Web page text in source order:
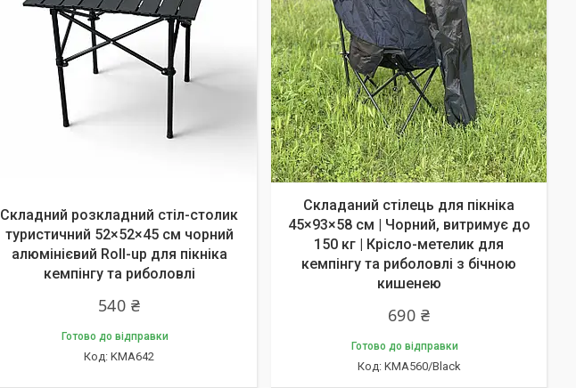
Складний розкладний стіл-столик
туристичний 52×52×45 см чорний
алюмінієвий Roll-up для пікніка
кемпінгу та риболовлі
540 ₴
Готово до відправки
KMA642
Складаний стілець для пікніка
45×93×58 см | Чорний, витримує до
150 кг | Крісло-метелик для
кемпінгу та риболовлі з бічною
кишенею
690 ₴
Готово до відправки
KMA560/Black